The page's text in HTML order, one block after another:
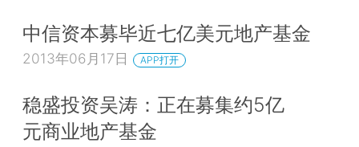
中信资本募毕近七亿美元地产基金
2013年06月17日 APP打开
稳盛投资吴涛：正在募集约5亿
元商业地产基金